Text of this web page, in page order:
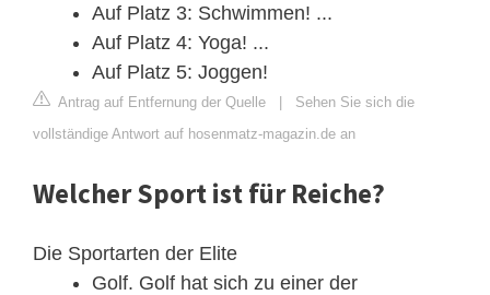
Auf Platz 3: Schwimmen! ...
Auf Platz 4: Yoga! ...
Auf Platz 5: Joggen!
Antrag auf Entfernung der Quelle | Sehen Sie sich die
vollständige Antwort auf hosenmatz-magazin.de an
Welcher Sport ist für Reiche?
Die Sportarten der Elite
Golf. Golf hat sich zu einer der